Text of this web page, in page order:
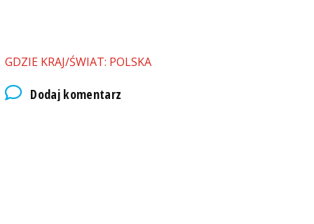
GDZIE KRAJ/ŚWIAT: POLSKA
Dodaj komentarz